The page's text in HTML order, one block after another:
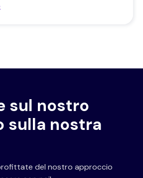
sul nostro
sulla nostra
del nostro approccio